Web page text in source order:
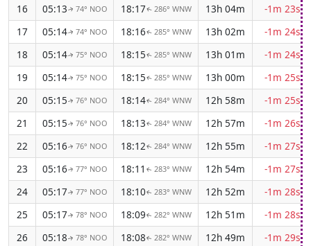
16
05:13↑ 74° NOO 18:17↑ 286° WNW 13h 04m
-1m 23s
17
05:14↑ 74° NOO 18:16↑ 285° WNW 13h 02m
-1m 24s
18
05:14↑ 75° NOO 18:15↑ 285° WNW 13h 01m
-1m 24s
19
05:14↑ 75° NOO 18:15↑ 285° WNW 13h 00m
-1m 25s
20
05:15↑ 76° NOO 18:14↑ 284° WNW 12h 58m
-1m 25s
21
05:15↑ 76° NOO 18:13↑ 284° WNW 12h 57m
-1m 26s
22
05:16↑ 76° NOO 18:12↑ 284° WNW 12h 55m
-1m 27s
23
05:16↑ 77° NOO 18:11 ↑ 283° WNW 12h 54m
-1m 27s
24
05:17↑ 77° NOO 18:10↑ 283° WNW 12h 52m
-1m 28s
25
05:17↑ 78° NOO 18:09↑ 282° WNW 12h 51m
-1m 28s
26
05:18↑ 78° NOO 18:08↑ 282° WNW 12h 49m
-1m 29s